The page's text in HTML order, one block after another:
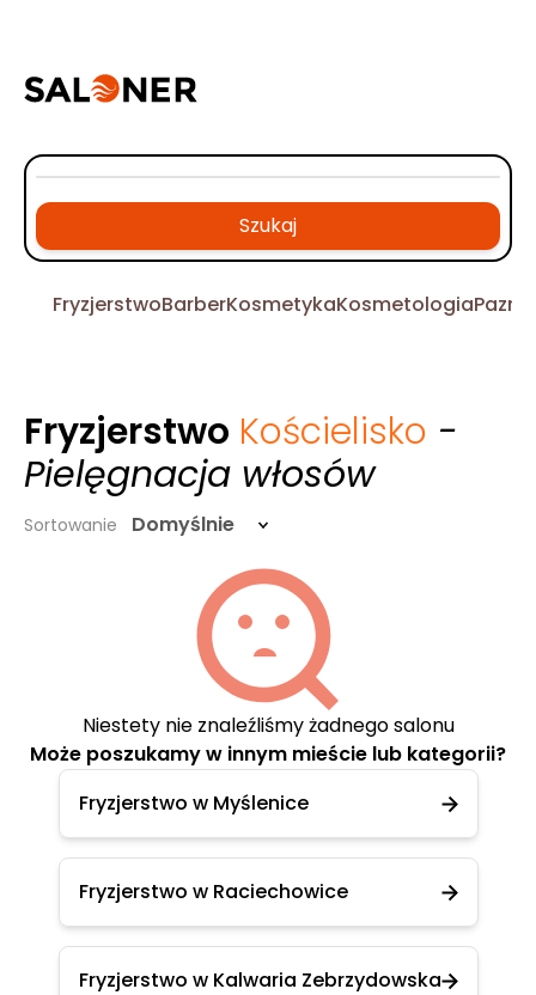
Szukaj
FryzjerstwoBarberKosmetykaKosmetologia
Fryzjerstwo Kościelisko -
Pielęgnacja włosów
Sortowanie Domyślnie
Niestety nie znaleźliśmy żadnego salonu
Może poszukamy w innym mieście lub kategorii?
Fryzjerstwo w Myślenice
Fryzjerstwo w Raciechowice
Fryzjerstwo w Kalwaria Zebrzydowska